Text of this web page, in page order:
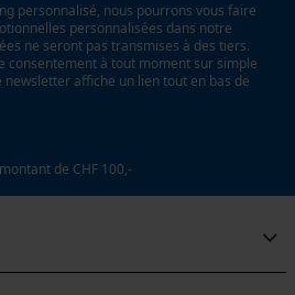
personnalisé, nous pourrons vous faire
personnalisées dans notre
ne seront pas transmises à des tiers.
consentement à tout moment sur simple
newsletter affiche un lien tout en bas de
de CHF 100,-
performance et de
sauvegardé